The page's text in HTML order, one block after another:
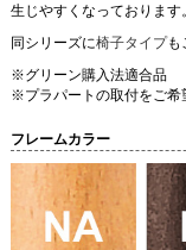
生じやすくなっております。
同シリーズに椅子タイプも
※グリーン購入法適合品
※プラパートの取付をご希
フレームカラー